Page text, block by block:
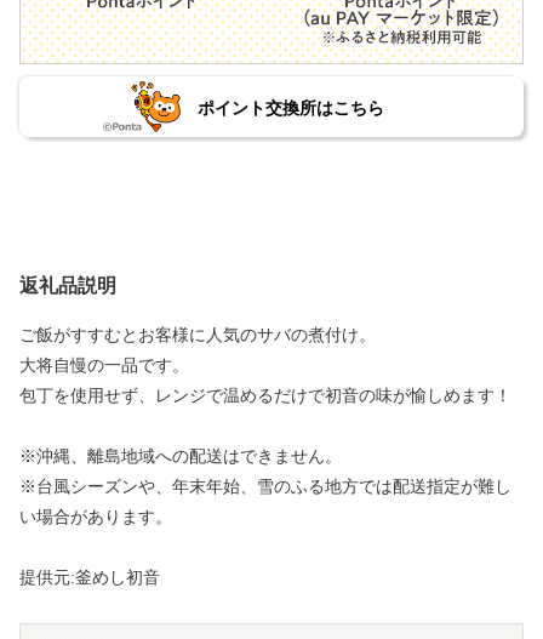
ポイント交換所はこちら
返礼品説明
ご飯がすすむとお客様に人気のサバの煮付け。
大将自慢の一品です。
包丁を使用せず、レンジで温めるだけで初音の味が愉しめます！
※沖縄、離島地域への配送はできません。
※台風シーズンや、年末年始、雪のふる地方では配送指定が難し
い場合があります。
提供元:釜めし初音